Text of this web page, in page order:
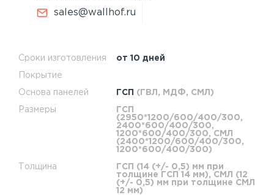
Сроки изготовления от 10 дней
Покрытие
Основа панелей ГСП (ГВЛ, МДФ, СМЛ)
Размеры
ГСП
(2950*1200/600/400/300,
2400*600/400/300,
1200*600/400/300, СМЛ
(2400*1200/600/400/300,
1200*600/400/300)
Толщина
ГСП (14 (+/- 0,5) мм при
толщине ГСП 14 мм), СМЛ (12
(+/- 0,5) мм при толщине СМЛ
12 мм)
sales@wallhof.ru